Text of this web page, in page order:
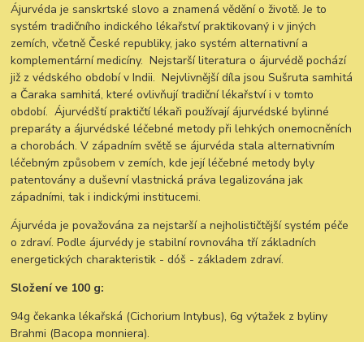
Ájurvéda je sanskrtské slovo a znamená vědění o životě. Je to
systém tradičního indického lékařství praktikovaný i v jiných
zemích, včetně České republiky, jako systém alternativní a
komplementární medicíny. Nejstarší literatura o ájurvédě pochází
již z védského období v Indii. Nejvlivnější díla jsou Sušruta samhitá
a Čaraka samhitá, které ovlivňují tradiční lékařství i v tomto
období. Ájurvédští praktičtí lékaři používají ájurvédské bylinné
preparáty a ájurvédské léčebné metody při lehkých onemocněních
a chorobách. V západním světě se ájurvéda stala alternativním
léčebným způsobem v zemích, kde její léčebné metody byly
patentovány a duševní vlastnická práva legalizována jak
západními, tak i indickými institucemi.
Ájurvéda je považována za nejstarší a nejholističtější systém péče
o zdraví. Podle ájurvédy je stabilní rovnováha tří základních
energetických charakteristik - dóš - základem zdraví.
Složení ve 100 g:
94g čekanka lékařská (Cichorium Intybus), 6g výtažek z byliny
Brahmi (Bacopa monniera).